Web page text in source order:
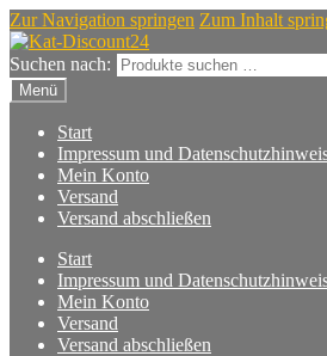
Zur Navigation springen Zum Inhalt
Suchen nach:
Menü
Start
Impressum und
Mein Konto
Versand
Versand abschließen
Start
Impressum und
Mein Konto
Versand
Versand abschließen